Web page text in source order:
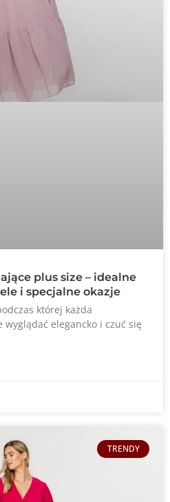
plus size – idealne
i specjalne okazje
której każda
wyglądać elegancko i czuć się
TRENDY